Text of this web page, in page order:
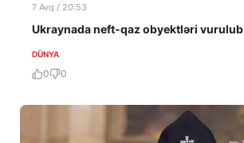
7 Avq / 20:53
Ukraynada neft-qaz obyektləri vurulub
DÜNYA
0 0